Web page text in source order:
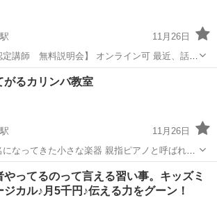
11月26日
師 無料説明会】 オンライン可 最近、話題
」という楽器でオルゴールのような優しい音
とても...
手柄駅 その他 カリンバ
がるカリンバ教室
11月26日
なってきた小さな楽器 親指ピアノと呼ばれる
なくてもOK オリジナル
のもいいけれど、集ま
が...
柄駅 カリンバ
やってるのって言える習い事。キッズミ
ジカル♪月5千円♪伝える力をグーン！